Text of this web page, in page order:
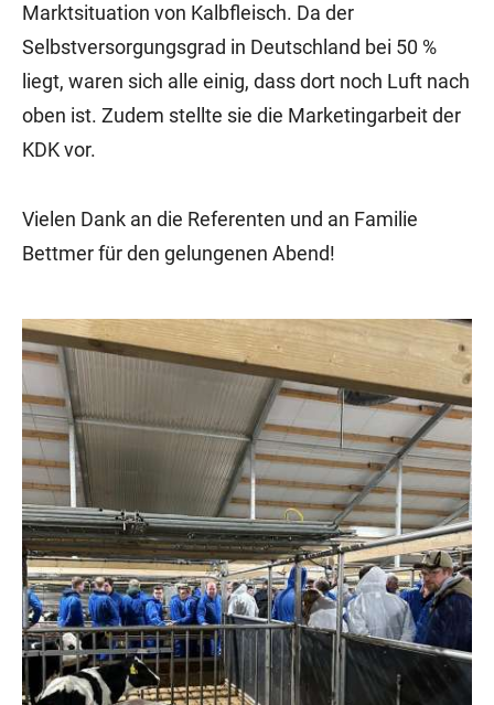
Marktsituation von Kalbfleisch. Da der
Selbstversorgungsgrad in Deutschland bei 50 %
liegt, waren sich alle einig, dass dort noch Luft nach
oben ist. Zudem stellte sie die Marketingarbeit der
KDK vor.
Vielen Dank an die Referenten und an Familie
Bettmer für den gelungenen Abend!